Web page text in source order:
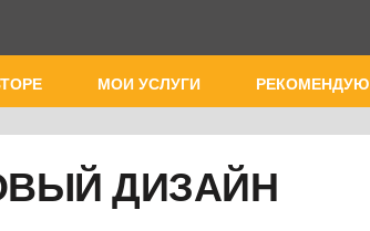
МОИ УСЛУГИ РЕКОМЕНДУЮ
ДИЗАЙН